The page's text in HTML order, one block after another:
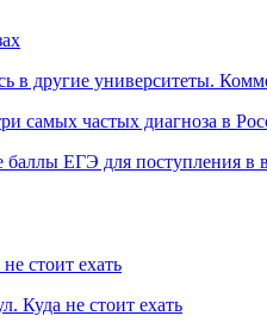
в другие университеты.
самых частых диагноза в
ЕГЭ для поступления в
стоит ехать
Куда не стоит ехать